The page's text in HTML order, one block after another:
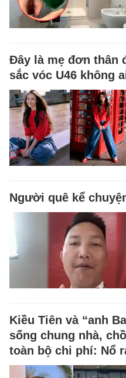
Đây là mẹ đơn thân
sắc vóc U46 không
Người quê kể
Kiều Tiên và “anh
sống chung nhà,
toàn bộ chi phí: Nổ